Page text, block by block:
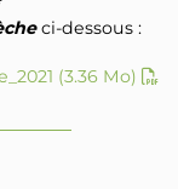
ci-dessous :
(3.36 Mo)